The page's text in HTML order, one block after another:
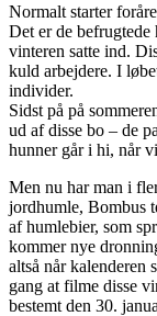
Normalt starter
Det er de
vinteren satte ind.
kuld arbejdere. I
individer.
Sidst på på
ud af disse bo – de
hunner går i hi, når
Men nu har man i
jordhumle, Bombus
af humlebier, som
kommer nye
altså når kalenderen
gang at filme disse
bestemt den 30.